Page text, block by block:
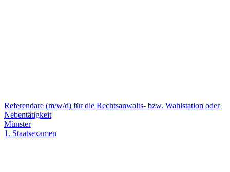
Referendare (m/w/d) für die Rechtsanwalts- bzw. Wahlstation oder
Nebentätigkeit
Münster
1. Staatsexamen